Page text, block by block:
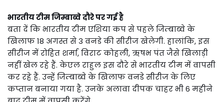
भारतीय टीम जिम्बाब्वे दौरे पर गई है
बता दें कि भारतीय टीम एशिया कप से पहले जिम्बाब्वे के
खिलाफ 18 अगस्त से 3 वनडे की सीरीज खेलेगी. हालांकि, इस
सीरीज में रोहित शर्मा, विराट कोहली, ऋषभ पंत जैसे खिलाड़ी
नहीं खेल रहे हैं. केएल राहुल इस दौरे से भारतीय टीम में वापसी
कर रहे हैं. उन्हें जिम्बाब्वे के खिलाफ वनडे सीरीज के लिए
कप्तान बनाया गया है. उनके अलावा दीपक चाहर भी 6 महीने